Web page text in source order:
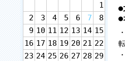
1
2
3 4 5 6 7
8
9 10 11 12 13 14 15
16 17 18 19 20 21 22
23 24 25 26 27 28 29
●
●